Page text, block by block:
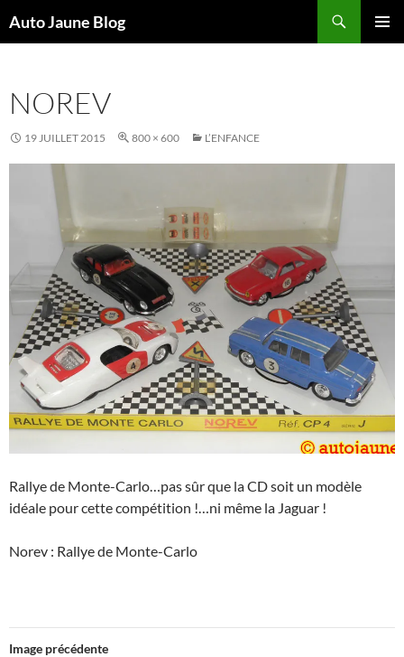
Auto Jaune Blog
NOREV
19 JUILLET 2015 800 × 600 L’ENFANCE
Rallye de Monte-Carlo…pas sûr que la CD soit un modèle
idéale pour cette compétition !…ni même la Jaguar !
Norev : Rallye de Monte-Carlo
Image précédente